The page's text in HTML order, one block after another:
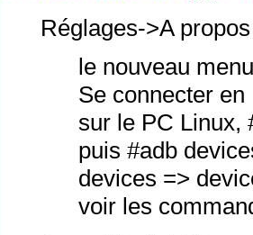
Réglages->A
le nouveau
Se connecter
sur le PC Linux,
puis #adb
devices =>
voir les